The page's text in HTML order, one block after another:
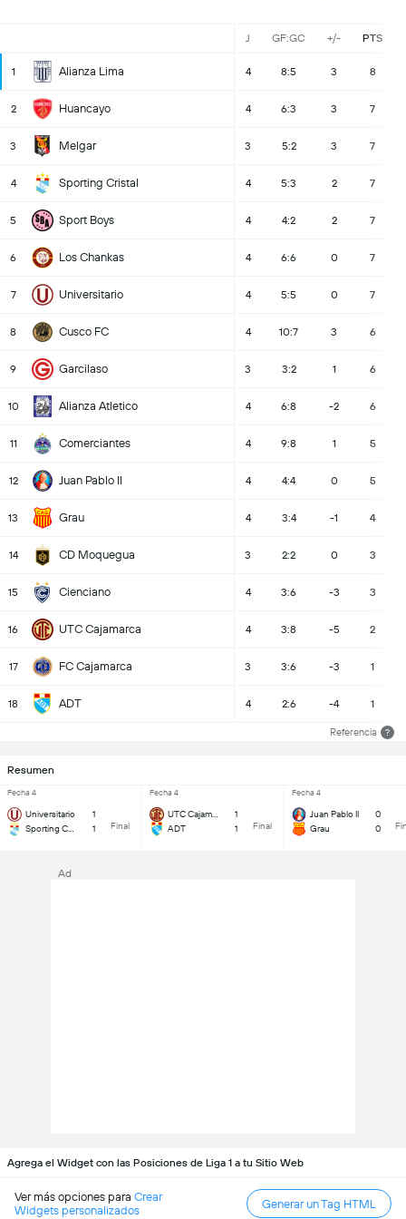
J GF:GC +/- PTS
1 Alianza Lima 4 8:5 3 8
2 Huancayo 4 6:3 3 7
3 Melgar 3 5:2 3 7
4 Sporting Cristal 4 5:3 2 7
5 Sport Boys 4 4:2 2 7
6 Los Chankas 4 6:6 0 7
7 Universitario 4 5:5 0 7
8 Cusco FC 4 10:7 3 6
9 Garcilaso 3 3:2 1 6
10 Alianza Atletico 4 6:8 -2 6
11 Comerciantes 4 9:8 1 5
12 Juan Pablo II 4 4:4 0 5
13 Grau 4 3:4 -1 4
14 CD Moquegua 3 2:2 0 3
15 Cienciano 4 3:6 -3 3
16 UTC Cajamarca 4 3:8 -5 2
17 FC Cajamarca 3 3:6 -3 1
18 ADT 4 2:6 -4 1
Referencia ?
Resumen
Fecha 4
Universitario
1
1 Final
Fecha 4
1
ADT
1 Final
Fecha 4
Juan Pablo II
0
Grau
0
Ad
Agrega el Widget con las Posiciones de Liga 1 a tu Sitio Web
Ver más opciones para Crear
Widgets personalizados
Generar un Tag HTML